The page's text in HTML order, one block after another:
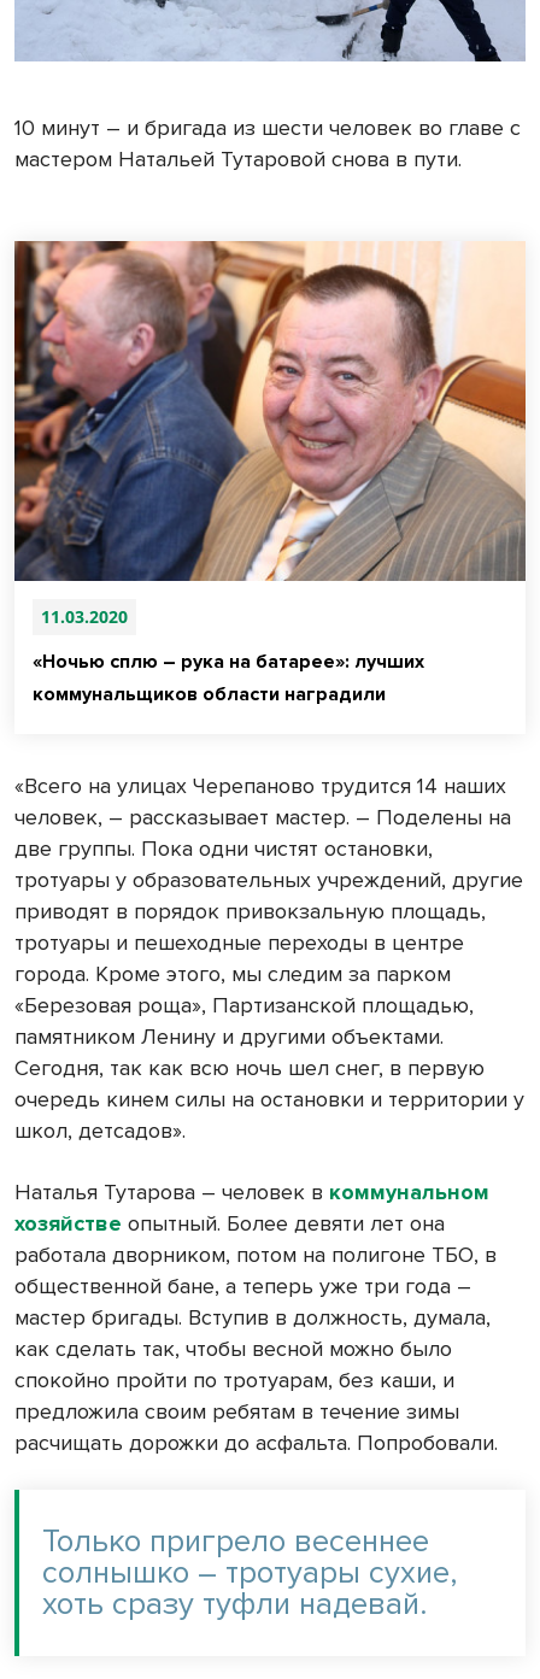
10 минут – и бригада из шести человек во главе с
мастером Натальей Тутаровой снова в пути.
11.03.2020
«Ночью сплю – рука на батарее»: лучших
коммунальщиков области наградили
«Всего на улицах Черепаново трудится 14 наших
человек, – рассказывает мастер. – Поделены на
две группы. Пока одни чистят остановки,
тротуары у образовательных учреждений, другие
приводят в порядок привокзальную площадь,
тротуары и пешеходные переходы в центре
города. Кроме этого, мы следим за парком
«Березовая роща», Партизанской площадью,
памятником Ленину и другими объектами.
Сегодня, так как всю ночь шел снег, в первую
очередь кинем силы на остановки и территории у
школ, детсадов».
Наталья Тутарова – человек в коммунальном
хозяйстве опытный. Более девяти лет она
работала дворником, потом на полигоне ТБО, в
общественной бане, а теперь уже три года –
мастер бригады. Вступив в должность, думала,
как сделать так, чтобы весной можно было
спокойно пройти по тротуарам, без каши, и
предложила своим ребятам в течение зимы
расчищать дорожки до асфальта. Попробовали.
Только пригрело весеннее
солнышко – тротуары сухие,
хоть сразу туфли надевай.